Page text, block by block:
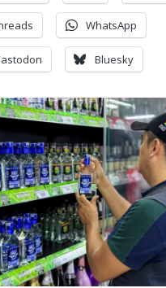
WhatsApp
Bluesky